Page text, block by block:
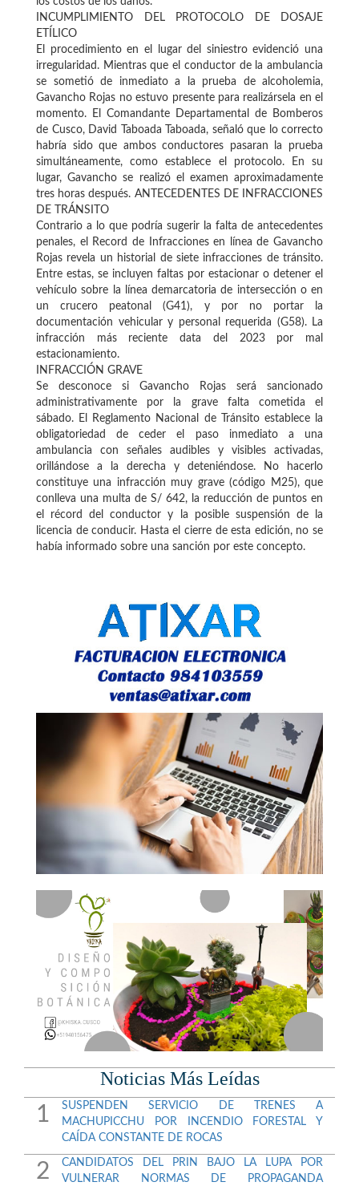
INCUMPLIMIENTO DEL PROTOCOLO DE DOSAJE
ETÍLICO
El procedimiento en el lugar del siniestro evidenció una
irregularidad. Mientras que el conductor de la ambulancia
se sometió de inmediato a la prueba de alcoholemia,
Gavancho Rojas no estuvo presente para realizársela en el
momento. El Comandante Departamental de Bomberos
de Cusco, David Taboada Taboada, señaló que lo correcto
habría sido que ambos conductores pasaran la prueba
simultáneamente, como establece el protocolo. En su
lugar, Gavancho se realizó el examen aproximadamente
tres horas después. ANTECEDENTES DE INFRACCIONES
DE TRÁNSITO
Contrario a lo que podría sugerir la falta de antecedentes
penales, el Record de Infracciones en línea de Gavancho
Rojas revela un historial de siete infracciones de tránsito.
Entre estas, se incluyen faltas por estacionar o detener el
vehículo sobre la línea demarcatoria de intersección o en
un crucero peatonal (G41), y por no portar la
documentación vehicular y personal requerida (G58). La
infracción más reciente data del 2023 por mal
estacionamiento.
INFRACCIÓN GRAVE
Se desconoce si Gavancho Rojas será sancionado
administrativamente por la grave falta cometida el
sábado. El Reglamento Nacional de Tránsito establece la
obligatoriedad de ceder el paso inmediato a una
ambulancia con señales audibles y visibles activadas,
orillándose a la derecha y deteniéndose. No hacerlo
constituye una infracción muy grave (código M25), que
conlleva una multa de S/ 642, la reducción de puntos en
el récord del conductor y la posible suspensión de la
licencia de conducir. Hasta el cierre de esta edición, no se
había informado sobre una sanción por este concepto.
Noticias Más Leídas
1
SUSPENDEN SERVICIO DE TRENES A
MACHUPICCHU POR INCENDIO FORESTAL Y
CAÍDA CONSTANTE DE ROCAS
2
CANDIDATOS DEL PRIN BAJO LA LUPA POR
VULNERAR NORMAS DE PROPAGANDA